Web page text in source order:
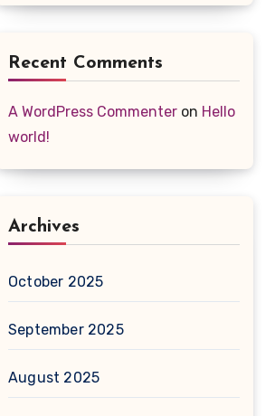
Recent Comments
A WordPress Commenter on Hello
world!
Archives
October 2025
September 2025
August 2025